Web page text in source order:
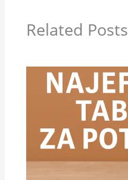
Related Posts